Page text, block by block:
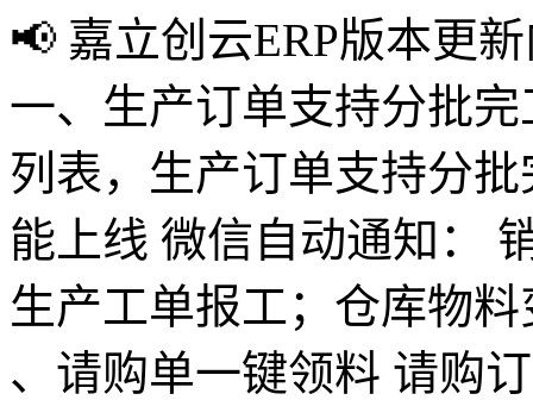
📢 嘉立创云ERP版本更
一、生产订单支持分批
列表，生产订单支持分
能上线 微信自动通知：
生产工单报工；仓库物
、请购单一键领料 请购